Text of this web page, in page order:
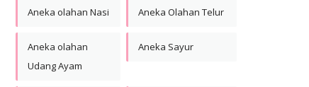
Aneka olahan Nasi Aneka Olahan Telur
Aneka olahan
Udang Ayam
Aneka Sayur